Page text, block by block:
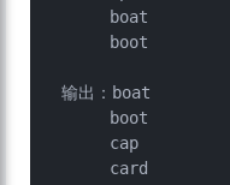
输出：boat